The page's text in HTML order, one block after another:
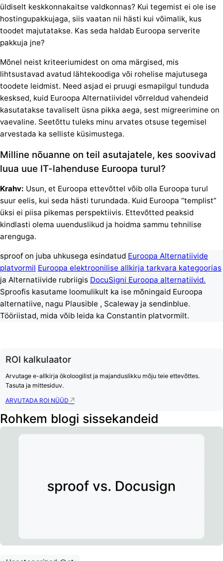
üldiselt keskkonnakaitse valdkonnas? Kui tegemist ei ole ise
hostingupakkujaga, siis vaatan nii hästi kui võimalik, kus
toodet majutatakse. Kas seda haldab Euroopa serverite
pakkuja jne?
Mõnel neist kriteeriumidest on oma märgised, mis
lihtsustavad avatud lähtekoodiga või rohelise majutusega
toodete leidmist. Need asjad ei pruugi esmapilgul tunduda
kesksed, kuid Euroopa Alternatiividel võrreldud vahendeid
kasutatakse tavaliselt üsna pikka aega, sest migreerimine on
vaevaline. Seetõttu tuleks minu arvates otsuse tegemisel
arvestada ka selliste küsimustega.
Milline nõuanne on teil asutajatele, kes soovivad
luua uue IT-lahenduse Euroopa turul?
Krahv: Usun, et Euroopa ettevõttel võib olla Euroopa turul
suur eelis, kui seda hästi turundada. Kuid Euroopa “templist”
üksi ei piisa pikemas perspektiivis. Ettevõtted peaksid
kindlasti olema uuenduslikud ja hoidma sammu tehnilise
arenguga.
sproof on juba uhkusega esindatud Euroopa Alternatiivide
platvormil Euroopa elektroonilise allkirja tarkvara kategoorias
ja Alternatiivide rubriigis DocuSigni Euroopa alternatiivid.
Sproofis kasutame loomulikult ka ise mõningaid Euroopa
alternatiive, nagu Plausible , Scaleway ja sendinblue.
Tööriistad, mida võib leida ka Constantin platvormilt.
ROI kalkulaator
Arvutage e-allkirja ökoloogilist ja majanduslikku mõju teie ettevõttes.
Tasuta ja mittesiduv.
ARVUTADA ROI NÜÜD
Rohkem blogi sissekandeid